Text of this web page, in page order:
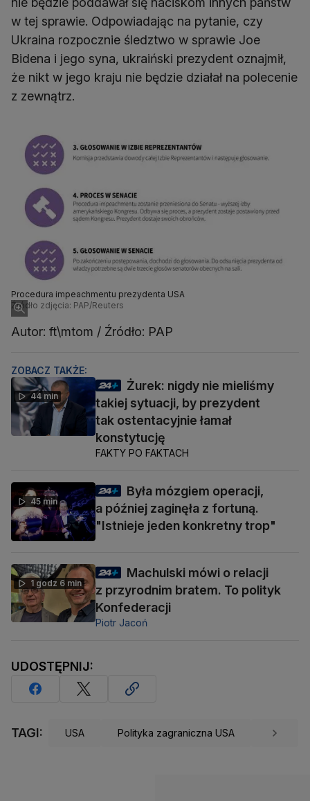
w tej sprawie. Odpowiadając na pytanie, czy
Ukraina rozpocznie śledztwo w sprawie Joe
Bidena i jego syna, ukraiński prezydent oznajmił,
że nikt w jego kraju nie będzie działał na polecenie
z zewnątrz.
Procedura impeachmentu prezydenta USA
Źródło zdjęcia: PAP/Reuters
Autor: ft\mtom / Źródło: PAP
ZOBACZ TAKŻE:
44 min
Żurek: nigdy nie mieliśmy
takiej sytuacji, by prezydent
tak ostentacyjnie łamał
konstytucję
FAKTY PO FAKTACH
45 min
Była mózgiem operacji,
a później zaginęła z fortuną.
"Istnieje jeden konkretny trop"
1 godz 6 min
Machulski mówi o relacji
z przyrodnim bratem. To polityk
Konfederacji
Piotr Jacoń
UDOSTĘPNIJ:
TAGI: USA Polityka zagraniczna USA